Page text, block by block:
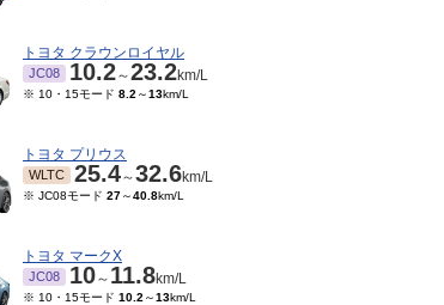
JC08 19.8
※ 10・15モード23km/L
トヨタ クラウンロイヤル
JC08 10.2～23.2km/L
※ 10・15モード 8.2 ～13km/L
トヨタ プリウス
WLTC 25.4～32.6km/L
※ JC08モード 27～40.8km/L
トヨタ マークX
JC08 10～ 11.8km/L
※ 10・15モード 10.2 ～13km/L